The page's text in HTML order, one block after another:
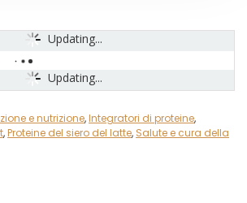
Updating...
Updating...
e nutrizione,Integratori di proteine,
,Proteine del siero del latte, Salute e cura della